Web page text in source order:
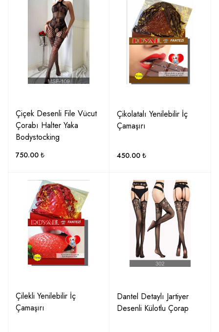
Çiçek Desenli File Vücut
Çorabı Halter Yaka
Bodystocking
750.00 ₺
Çikolatalı Yenilebilir İç
Çamaşırı
450.00 ₺
Çilekli Yenilebilir İç
Çamaşırı
Dantel Detaylı Jartiyer
Desenli Külotlu Çorap